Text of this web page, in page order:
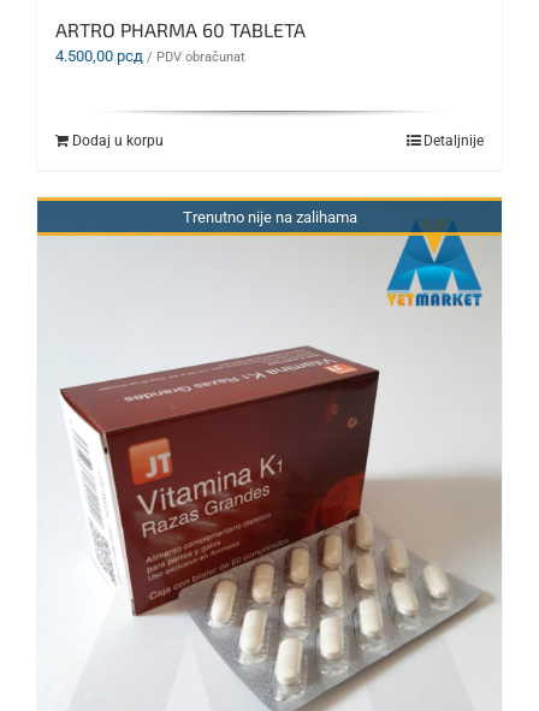
ARTRO PHARMA 60 TABLETA
4.500,00 рсд / PDV obračunat
Dodaj u korpu Detaljnije
Trenutno nije na zalihama